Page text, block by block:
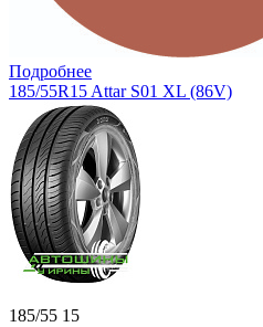
Подробнее
185/55R15 Attar S01 XL (86V)
185/55 15